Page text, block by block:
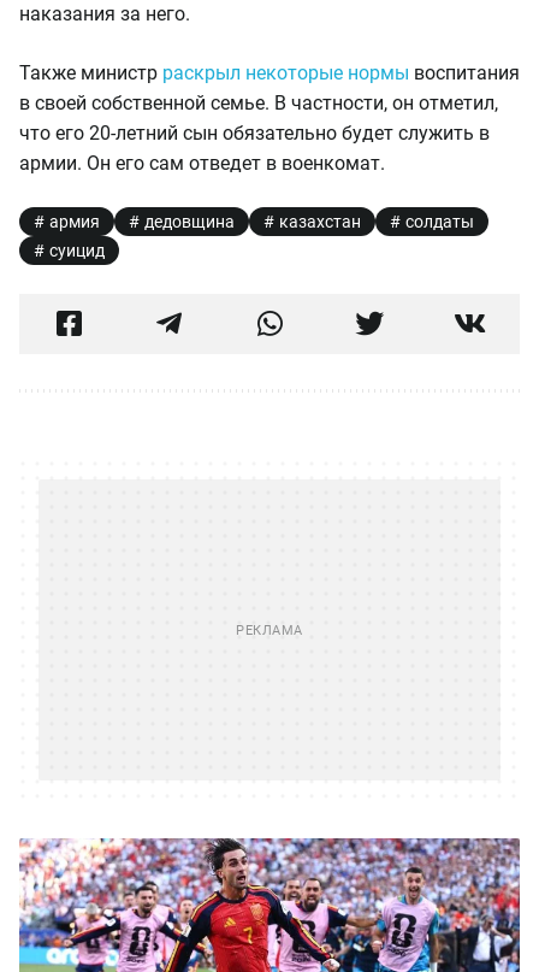
наказания за него.
Также министр раскрыл некоторые нормы воспитания
в своей собственной семье. В частности, он отметил,
что его 20-летний сын обязательно будет служить в
армии. Он его сам отведет в военкомат.
армия дедовщина казахстан
солдаты
суицид